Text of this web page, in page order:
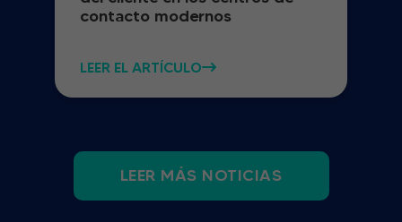
contacto modernos
LEER EL ARTÍCULO
LEER MÁS NOTICIAS